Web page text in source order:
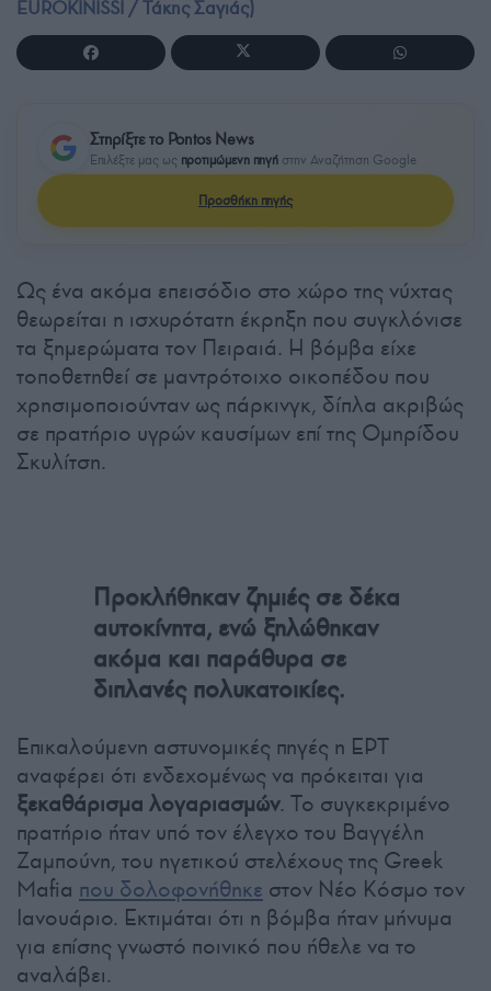
EUROKINISSI / Τάκης Σαγιάς)
Στηρίξτε το Pontos News
Επιλέξτε μας ως προτιμώμενη πηγή στην Αναζήτηση Google
Προσθήκη πηγής
Ως ένα ακόμα επεισόδιο στο χώρο της νύχτας
θεωρείται η ισχυρότατη έκρηξη που συγκλόνισε
τα ξημερώματα τον Πειραιά. Η βόμβα είχε
τοποθετηθεί σε μαντρότοιχο οικοπέδου που
χρησιμοποιούνταν ως πάρκινγκ, δίπλα ακριβώς
σε πρατήριο υγρών καυσίμων επί της Ομηρίδου
Σκυλίτση.
Προκλήθηκαν ζημιές σε δέκα
αυτοκίνητα, ενώ ξηλώθηκαν
ακόμα και παράθυρα σε
διπλανές πολυκατοικίες.
Επικαλούμενη αστυνομικές πηγές η ΕΡΤ
αναφέρει ότι ενδεχομένως να πρόκειται για
ξεκαθάρισμα λογαριασμών. Το συγκεκριμένο
πρατήριο ήταν υπό τον έλεγχο του Βαγγέλη
Ζαμπούνη, του ηγετικού στελέχους της Greek
Mafia που δολοφονήθηκε στον Νέο Κόσμο τον
Ιανουάριο. Εκτιμάται ότι η βόμβα ήταν μήνυμα
για επίσης γνωστό ποινικό που ήθελε να το
αναλάβει.